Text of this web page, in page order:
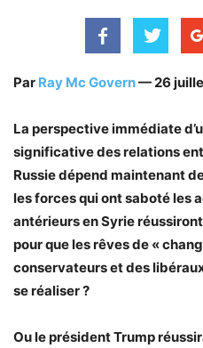
Par Ray Mc Govern—26
La perspective immédiate
significative des relations
Russie dépend maintenant
les forces qui ont saboté les
antérieurs en Syrie
pour que les rêves de «
conservateurs et des
se réaliser ?
Ou le président Trump